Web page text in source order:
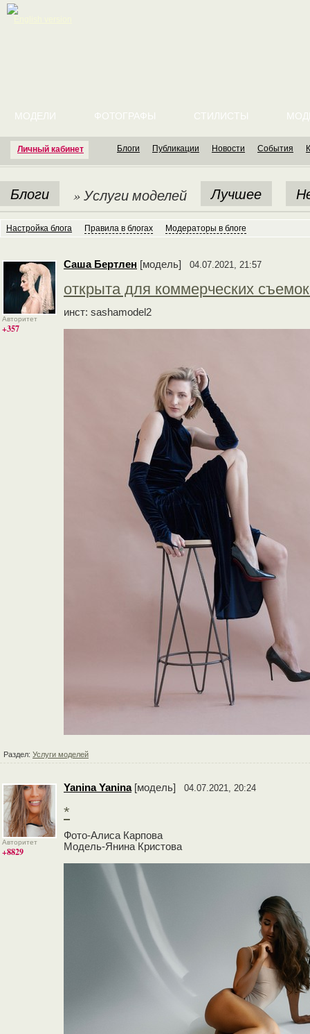
Личный кабинет
МОДЕЛИ ФОТОГРАФЫ СТИЛИСТЫ
Блоги Публикации Новости События
Блоги » Услуги моделей Лучшее
Настройка блога Правила в блогах Модераторы в блоге
Авторитет
+357
Cаша Бертлен [модель] 04.07.2021, 21:57
открыта для коммерческих
инст: sashamodel2
Раздел: Услуги моделей
Авторитет
+8829
Yanina Yanina[модель] 04.07.2021, 20:24
*
Фото-Алиса Карпова
Модель-Янина Кристова